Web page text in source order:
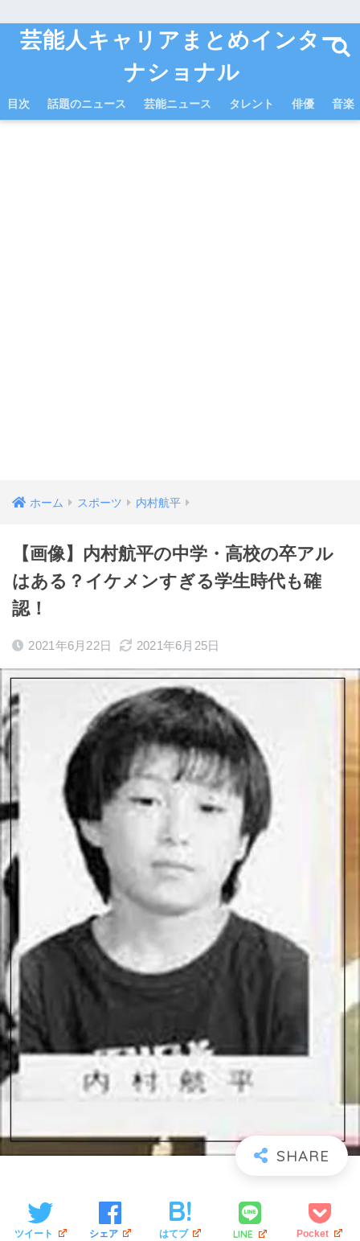
芸能人キャリアまとめインター
ナショナル
目次 話題のニュース 芸能ニュース タレント 俳優 音楽
ホーム スポーツ 内村航平
【画像】内村航平の中学・高校の卒アル
はある？イケメンすぎる学生時代も確
認！
2021年6月22日 2021年6月25日
ツイート シェア はてブ LINE Pocket